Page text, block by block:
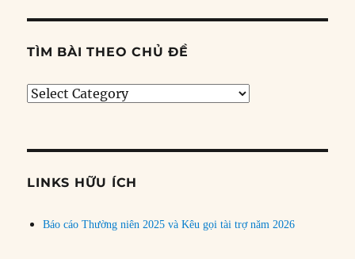
TÌM BÀI THEO CHỦ ĐỀ
Tìm
đề
LINKS HỮU ÍCH
Báo cáo Thường niên 2025 và Kêu gọi tài trợ năm 2026